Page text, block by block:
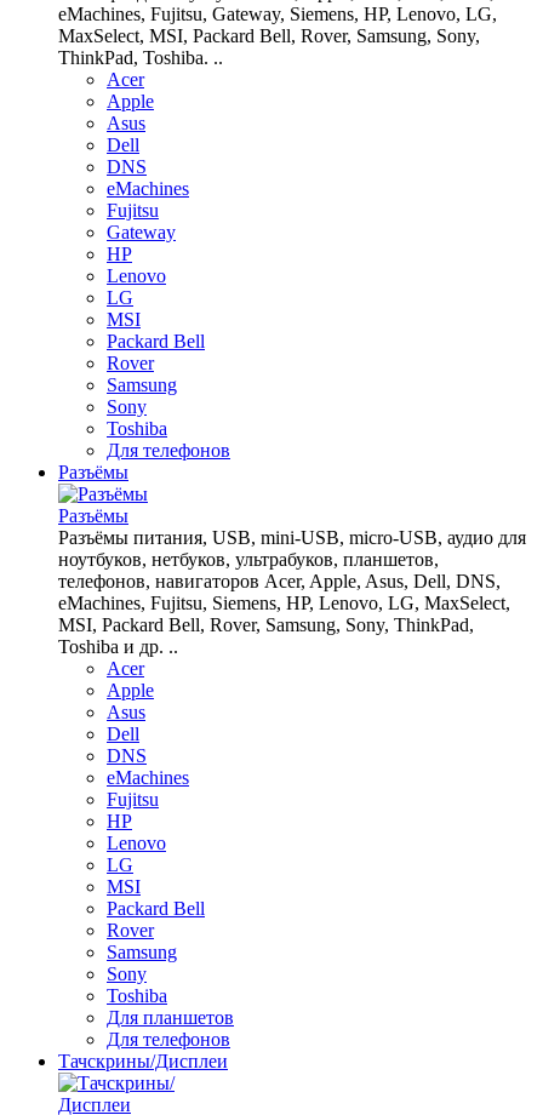
eMachines, Fujitsu, Gateway, Siemens, HP, Lenovo, LG,
MaxSelect, MSI, Packard Bell, Rover, Samsung, Sony,
ThinkPad, Toshiba. ..
Acer
Apple
Asus
Dell
DNS
eMachines
Fujitsu
Gateway
HP
Lenovo
LG
MSI
Packard Bell
Rover
Samsung
Sony
Toshiba
Для телефонов
Разъёмы
Разъёмы
Разъёмы питания, USB, mini-USB, micro-USB, аудио для
ноутбуков, нетбуков, ультрабуков, планшетов,
телефонов, навигаторов Acer, Apple, Asus, Dell, DNS,
eMachines, Fujitsu, Siemens, HP, Lenovo, LG, MaxSelect,
MSI, Packard Bell, Rover, Samsung, Sony, ThinkPad,
Toshiba и др. ..
Acer
Apple
Asus
Dell
DNS
eMachines
Fujitsu
HP
Lenovo
LG
MSI
Packard Bell
Rover
Samsung
Sony
Toshiba
Для планшетов
Для телефонов
Тачскрины/Дисплеи